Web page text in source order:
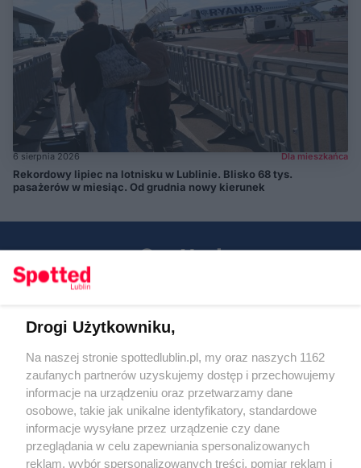
6 sierpnia 2026 Dla mieszkańca
Rekordowy lipiec na lotnisku w Lublinie. Blisko 68 tys.
pasażerów w miesiąc. Od grudnia nowy kierunek
KATEGORIE
Regulamin
Polityka prywatności
RODO
Warunki korzystania z treści
Drogi Użytkowniku,
Na naszej stronie spottedlublin.pl, my oraz naszych 1162
zaufanych partnerów uzyskujemy dostęp i przechowujemy
informacje na urządzeniu oraz przetwarzamy dane
osobowe, takie jak unikalne identyfikatory, standardowe
informacje wysyłane przez urządzenie czy dane
przeglądania w celu zapewniania spersonalizowanych
reklam, wybór spersonalizowanych treści, pomiar reklam i